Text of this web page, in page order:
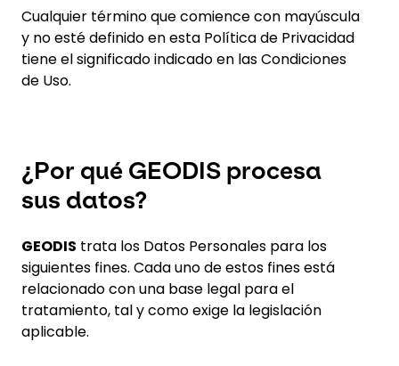
Cualquier término que comience con mayúscula
y no esté definido en esta Política de Privacidad
tiene el significado indicado en las Condiciones
de Uso.
¿Por qué GEODIS procesa
sus datos?
GEODIS trata los Datos Personales para los
siguientes fines. Cada uno de estos fines está
relacionado con una base legal para el
tratamiento, tal y como exige la legislación
aplicable.